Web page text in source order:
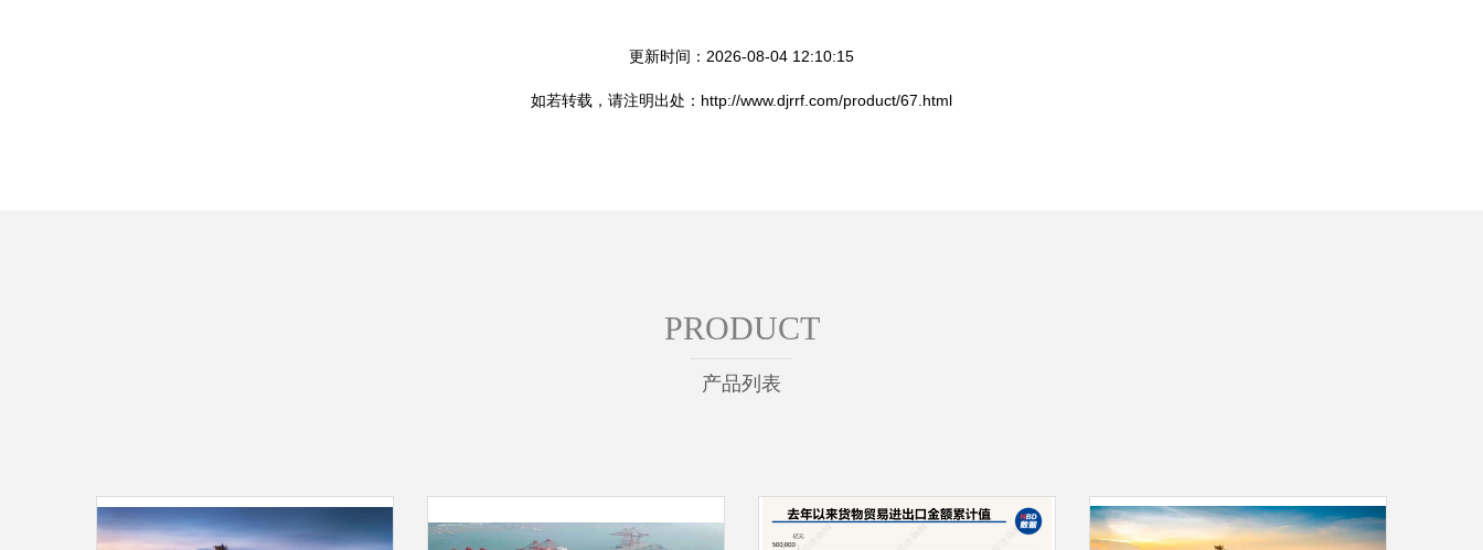
更新时间：2026-08-04 12:10:15
如若转载，请注明出处：http://www.djrrf.com/product/67.html
PRODUCT
产品列表